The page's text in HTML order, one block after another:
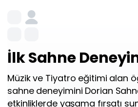
İlk Sahne
Müzik ve Tiyatro eğitimi alan
sahne deneyimini Dorian
etkinliklerde yaşama fırsatı